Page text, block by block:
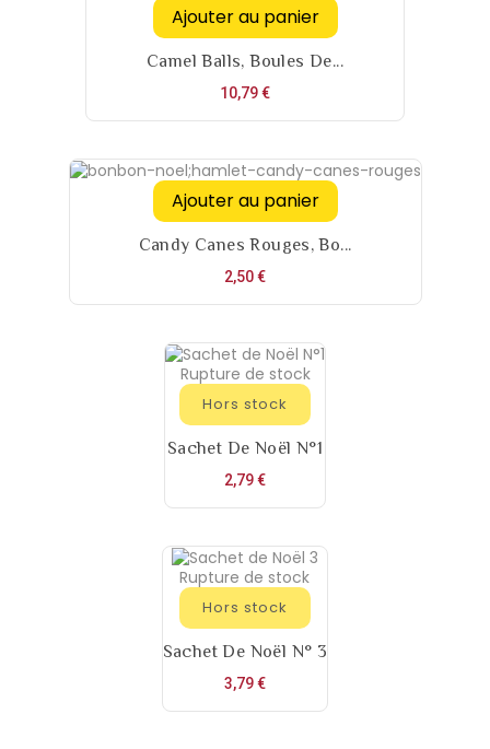
Ajouter au panier
Camel Balls, Boules De...
10,79 €Prix
Ajouter au panier
Candy Canes Rouges, Bo...
2,50 €Prix
Rupture de stock
Hors stock
Sachet De Noël N°1
2,79 €Prix
Rupture de stock
Hors stock
Sachet De Noël N° 3
3,79 €Prix